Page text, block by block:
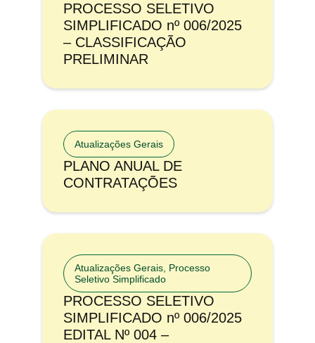
PROCESSO SELETIVO
SIMPLIFICADO nº 006/2025
– CLASSIFICAÇÃO
PRELIMINAR
Atualizações Gerais
PLANO ANUAL DE
CONTRATAÇÕES
Atualizações Gerais Processo
Seletivo Simplificado
PROCESSO SELETIVO
SIMPLIFICADO nº 006/2025
EDITAL Nº 004 –